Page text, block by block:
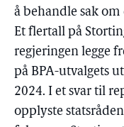
å behandle sak
Et flertall på
regjeringen legge
på BPA-utvalgets
2024. I et svar til
opplyste